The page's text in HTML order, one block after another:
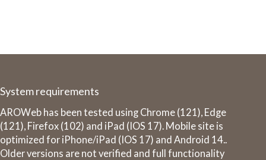
System requirements
AROWeb has been tested using Chrome (121), Edge
(121), Firefox (102) and iPad (IOS 17). Mobile site is
optimized for iPhone/iPad (IOS 17) and Android 14..
Older versions are not verified and full functionality